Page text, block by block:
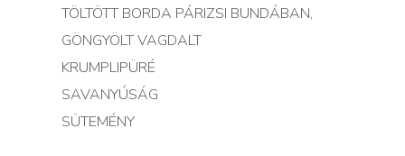
TÖLTÖTT BORDA PÁRIZSI BUNDÁBAN,
GÖNGYÖLT VAGDALT
KRUMPLIPÜRÉ
SAVANYÚSÁG
SÜTEMÉNY